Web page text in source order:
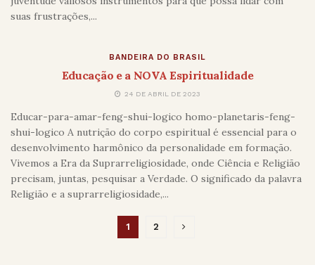
suas frustrações,...
BANDEIRA DO BRASIL
Educação e a NOVA Espiritualidade
24 DE ABRIL DE 2023
Educar-para-amar-feng-shui-logico homo-planetaris-feng-
shui-logico A nutrição do corpo espiritual é essencial para o
desenvolvimento harmônico da personalidade em formação.
Vivemos a Era da Suprarreligiosidade, onde Ciência e Religião
precisam, juntas, pesquisar a Verdade. O significado da palavra
Religião e a suprarreligiosidade,...
1 2